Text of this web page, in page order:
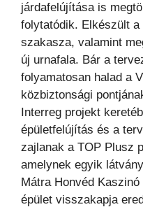
járdafelújítása is
folytatódik. Elkészült
szakasza, valamint
új urnafala. Bár a
folyamatosan halad a
közbiztonsági
Interreg projekt
épületfelújítás és a
zajlanak a TOP Plusz
amelynek egyik
Mátra Honvéd
épület visszakapja